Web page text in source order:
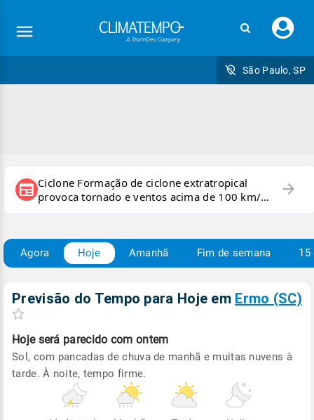
seu
São Paulo, SP
newspaper Ciclone Formação de ciclone extratropical
provoca tornado e ventos acima de 100 km/h
no RS
arrow_forward
Agora Hoje Amanhã Fim de semana 15
Previsão do Tempo para Hoje em Ermo (SC)
Hoje será parecido com ontem
Sol, com pancadas de chuva de manhã e muitas nuvens à
tarde. À noite, tempo firme.